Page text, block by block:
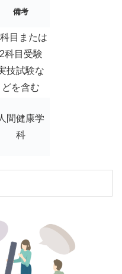
備考
目または
2科目受験
技試験な
どを含む
人間健康学
科